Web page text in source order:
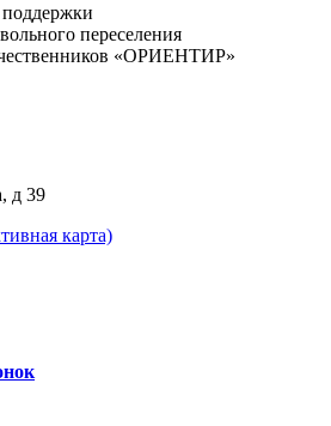
переселения
«ОРИЕНТИР»
д 39
карта)